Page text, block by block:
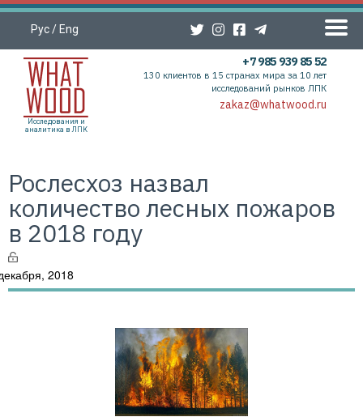
Рус/ Eng
Исследования и
аналитика в ЛПК
+7 985 939 85 52
130 клиентов в 15 странах мира за 10 лет
исследований рынков ЛПК
zakaz@whatwood.ru
Рослесхоз назвал
количество лесных пожаров
в 2018 году
2018